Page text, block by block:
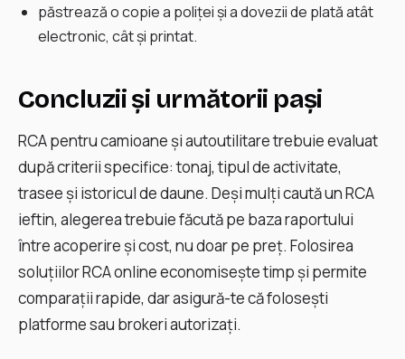
păstrează o copie a poliţei și a dovezii de plată atât
electronic, cât și printat.
Concluzii și următorii pași
RCA pentru camioane și autoutilitare trebuie evaluat
după criterii specifice: tonaj, tipul de activitate,
trasee și istoricul de daune. Deși mulţi caută un RCA
ieftin, alegerea trebuie făcută pe baza raportului
între acoperire și cost, nu doar pe preţ. Folosirea
soluţiilor RCA online economisește timp și permite
comparații rapide, dar asigură-te că folosești
platforme sau brokeri autorizați.